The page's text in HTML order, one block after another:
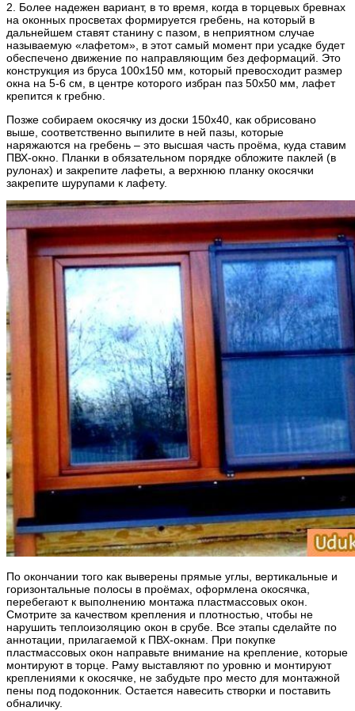
2. Более надежен вариант, в то время, когда в торцевых бревнах
на оконных просветах формируется гребень, на который в
дальнейшем ставят станину с пазом, в неприятном случае
называемую «лафетом», в этот самый момент при усадке будет
обеспечено движение по направляющим без деформаций. Это
конструкция из бруса 100х150 мм, который превосходит размер
окна на 5-6 см, в центре которого избран паз 50х50 мм, лафет
крепится к гребню.
Позже собираем окосячку из доски 150х40, как обрисовано
выше, соответственно выпилите в ней пазы, которые
наряжаются на гребень – это высшая часть проёма, куда ставим
ПВХ-окно. Планки в обязательном порядке обложите паклей (в
рулонах) и закрепите лафеты, а верхнюю планку окосячки
закрепите шурупами к лафету.
По окончании того как выверены прямые углы, вертикальные и
горизонтальные полосы в проёмах, оформлена окосячка,
перебегают к выполнению монтажа пластмассовых окон.
Смотрите за качеством крепления и плотностью, чтобы не
нарушить теплоизоляцию окон в срубе. Все этапы сделайте по
аннотации, прилагаемой к ПВХ-окнам. При покупке
пластмассовых окон направьте внимание на крепление, которые
монтируют в торце. Раму выставляют по уровню и монтируют
креплениями к окосячке, не забудьте про место для монтажной
пены под подоконник. Остается навесить створки и поставить
обналичку.